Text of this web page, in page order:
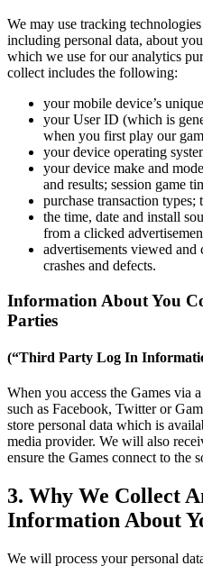
We may use tracking
including personal data, about
which we use for our analytics
collect includes the following:
your mobile device’s
your User ID (which is
when you first play our
your device operating
your device make and
and results; session game
purchase transaction
the time, date and install
from a clicked
advertisements viewed
crashes and defects.
Information About You
Parties
(“Third Party Log In
When you access the Games via
such as Facebook, Twitter or
store personal data which is
media provider. We will also
ensure the Games connect to the
3. Why We Collect
Information About
We will process your personal